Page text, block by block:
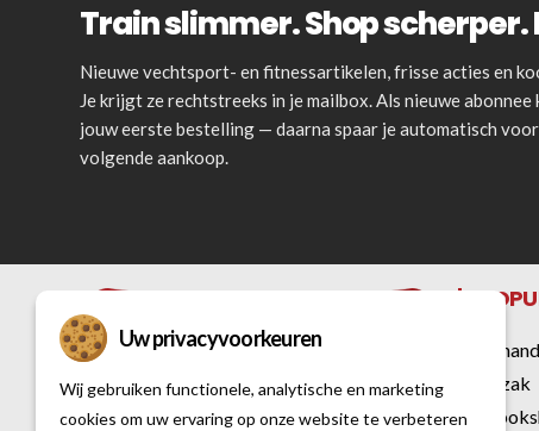
Train slimmer. Shop scherper.
Nieuwe vechtsport- en fitnessartikelen, frisse acties en
Je krijgt ze rechtstreeks in je mailbox. Als nieuwe
jouw eerste bestelling — daarna spaar je automatisch voor
volgende aankoop.
Bokszak
Uw privacyvoorkeuren
Wij gebruiken functionele, analytische en marketing
cookies om uw ervaring op onze website te verbeteren